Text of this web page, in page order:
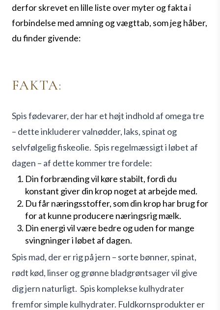
derfor skrevet en lille liste over myter og fakta i
forbindelse med amning og vægttab, som jeg håber,
du finder givende:
FAKTA:
Spis fødevarer, der har et højt indhold af omega tre
– dette inkluderer valnødder, laks, spinat og
selvfølgelig fiskeolie. Spis regelmæssigt i løbet af
dagen – af dette kommer tre fordele:
Din forbrænding vil køre stabilt, fordi du
konstant giver din krop noget at arbejde med.
Du får næringsstoffer, som din krop har brug for
for at kunne producere næringsrig mælk.
Din energi vil være bedre og uden for mange
svingninger i løbet af dagen.
Spis mad, der er rig på jern – sorte bønner, spinat,
rødt kød, linser og grønne bladgrøntsager vil give
dig jern naturligt. Spis komplekse kulhydrater
fremfor simple kulhydrater. Fuldkornsprodukter er